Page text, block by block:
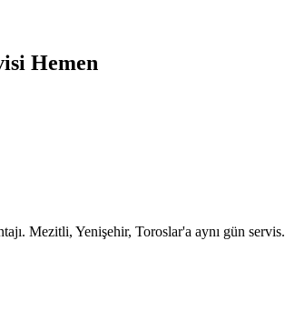
Hemen
Mezitli, Yenişehir, Toroslar'a aynı gün servis.